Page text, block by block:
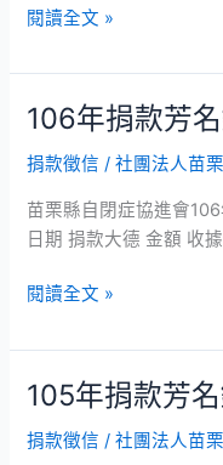
錄
閱讀全文 »
106年捐款芳
捐款徵信 /社團法人苗
苗栗縣自閉症協進會
日期 捐款大德 金額 收
106
捐
款
芳
錄
閱讀全文 »
105年捐款芳
捐款徵信 /社團法人苗
105
捐